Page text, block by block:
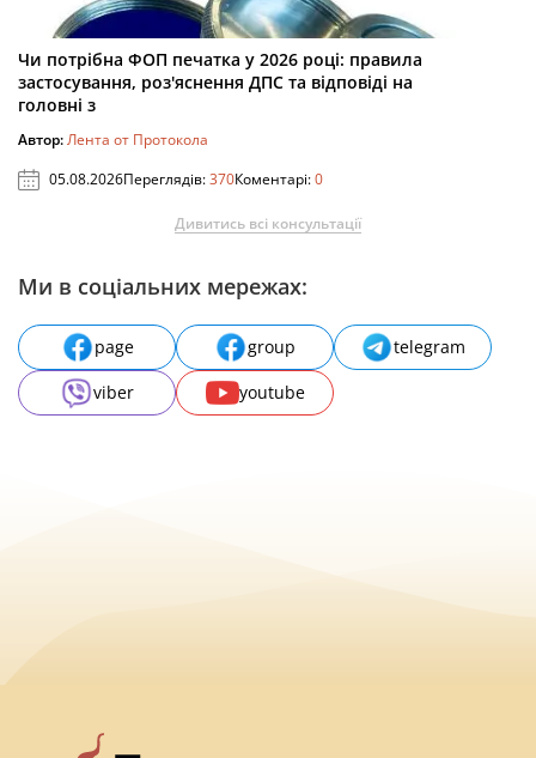
Чи потрібна ФОП печатка у 2026 році: правила
застосування, роз'яснення ДПС та відповіді на
головні з
Автор:Лента от Протокола
05.08.2026Переглядів:370Коментарі:0
Дивитись всі консультації
Ми в соціальних мережах:
page group
telegram
viber
youtube